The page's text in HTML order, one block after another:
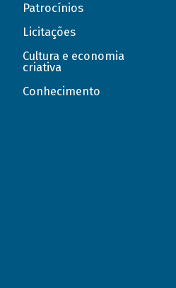
Patrocínios
Licitações
Cultura e economia
criativa
Conhecimento